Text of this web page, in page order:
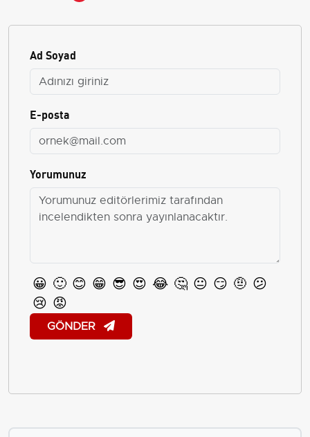
Ad Soyad
E-posta
Yorumunuz
😀 🙂 😊 😁 😎 😍 😂 🤔 😐 😏 🤨 😕
😢 😡
GÖNDER